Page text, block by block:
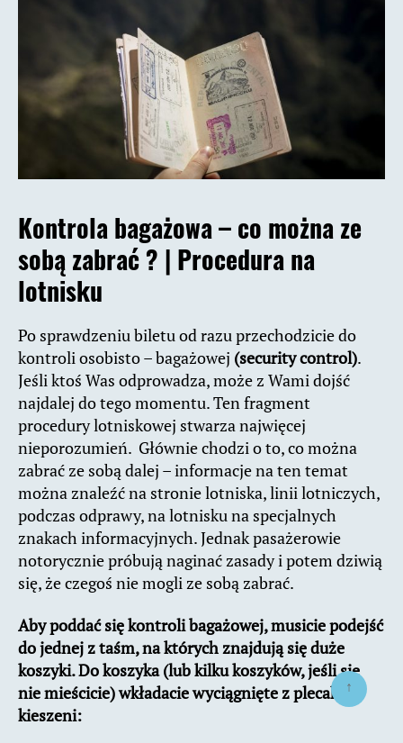
Kontrola bagażowa – co można ze
sobą zabrać ? | Procedura na
lotnisku
Po sprawdzeniu biletu od razu przechodzicie do
kontroli osobisto – bagażowej (security control).
Jeśli ktoś Was odprowadza, może z Wami dojść
najdalej do tego momentu. Ten fragment
procedury lotniskowej stwarza najwięcej
nieporozumień. Głównie chodzi o to, co można
zabrać ze sobą dalej – informacje na ten temat
można znaleźć na stronie lotniska, linii lotniczych,
podczas odprawy, na lotnisku na specjalnych
znakach informacyjnych. Jednak pasażerowie
notorycznie próbują naginać zasady i potem dziwią
się, że czegoś nie mogli ze sobą zabrać.
Aby poddać się kontroli bagażowej, musicie podejść
do jednej z taśm, na których znajdują się duże
koszyki. Do koszyka (lub kilku koszyków, jeśli się
nie mieścicie) wkładacie wyciągnięte z plecaka i
kieszeni:
↑